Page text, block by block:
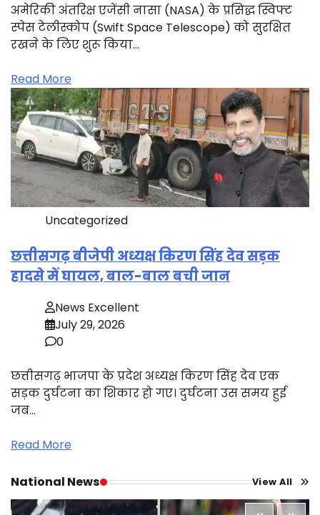
अमेरिकी अंतरिक्ष एजेंसी नासा (NASA) के प्रसिद्ध स्विफ्ट
स्पेस टेलीस्कोप (Swift Space Telescope) को सुरक्षित
रखने के लिए शुरू किया…
Read More
Uncategorized
छत्तीसगढ़ बीजेपी अध्यक्ष किरण सिंह देव सड़क
हादसे में घायल, बाल-बाल बची जान
News Excellent
July 29, 2026
0
छत्तीसगढ़ भाजपा के प्रदेश अध्यक्ष किरण सिंह देव एक
सड़क दुर्घटना का शिकार हो गए। दुर्घटना उस समय हुई
जब…
Read More
National News View All